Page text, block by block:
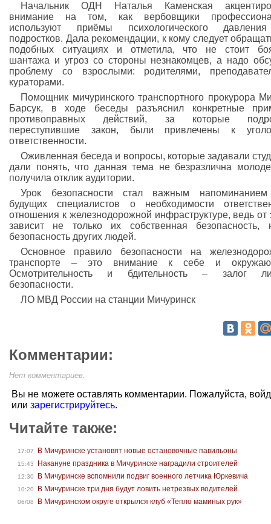
Начальник ОДН Наталья Каменская
внимание на том, как вербовщики
используют приёмы психологического
подростков. Дала рекомендации, к кому следует
подобных ситуациях и отметила, что не стоит
шантажа и угроз со стороны незнакомцев, а надо
проблему со взрослыми: родителями,
кураторами.
Помощник мичуринского транспортного прокурора
Барсук, в ходе беседы разъяснил конкретные
противоправных действий, за которые
переступившие закон, были привлечены к
ответственности.
Оживленная беседа и вопросы, которые задавали
дали понять, что данная тема не безразлична
получила отклик аудитории.
Урок безопасности стал важным
будущих специалистов о необходимости
отношения к железнодорожной инфраструктуре, ведь от
зависит не только их собственная
безопасность других людей.
Основное правило безопасности на
транспорте – это внимание к себе и
Осмотрительность и бдительность – залог
безопасности.
ЛО МВД России на станции Мичуринск
Комментарии:
Нет комментариев.
Вы не можете оставлять комментарии. Пожалуйста,
или зарегистрируйтесь.
Читайте также:
17:07 В Мичуринске установят новые остановочные павильоны
15:43 Накануне праздника в Мичуринске наградили строителей
12:30 В Мичуринске вспомнили подвиг военного летчика Юркевича
10:20 В Мичуринске три дня будут ловить нетрезвых водителей
06/08 В Мичуринском округе открылся клуб «Тепло маминых рук»